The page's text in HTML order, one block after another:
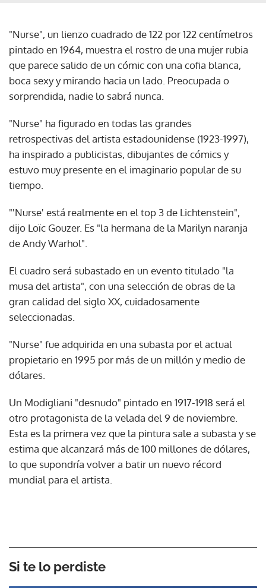
"Nurse", un lienzo cuadrado de 122 por 122 centímetros
pintado en 1964, muestra el rostro de una mujer rubia
que parece salido de un cómic con una cofia blanca,
boca sexy y mirando hacia un lado. Preocupada o
sorprendida, nadie lo sabrá nunca.
"Nurse" ha figurado en todas las grandes
retrospectivas del artista estadounidense (1923-1997),
ha inspirado a publicistas, dibujantes de cómics y
estuvo muy presente en el imaginario popular de su
tiempo.
"'Nurse' está realmente en el top 3 de Lichtenstein",
dijo Loïc Gouzer. Es "la hermana de la Marilyn naranja
de Andy Warhol".
El cuadro será subastado en un evento titulado "la
musa del artista", con una selección de obras de la
gran calidad del siglo XX, cuidadosamente
seleccionadas.
"Nurse" fue adquirida en una subasta por el actual
propietario en 1995 por más de un millón y medio de
dólares.
Un Modigliani "desnudo" pintado en 1917-1918 será el
otro protagonista de la velada del 9 de noviembre.
Esta es la primera vez que la pintura sale a subasta y se
estima que alcanzará más de 100 millones de dólares,
lo que supondría volver a batir un nuevo récord
mundial para el artista.
Si te lo perdiste